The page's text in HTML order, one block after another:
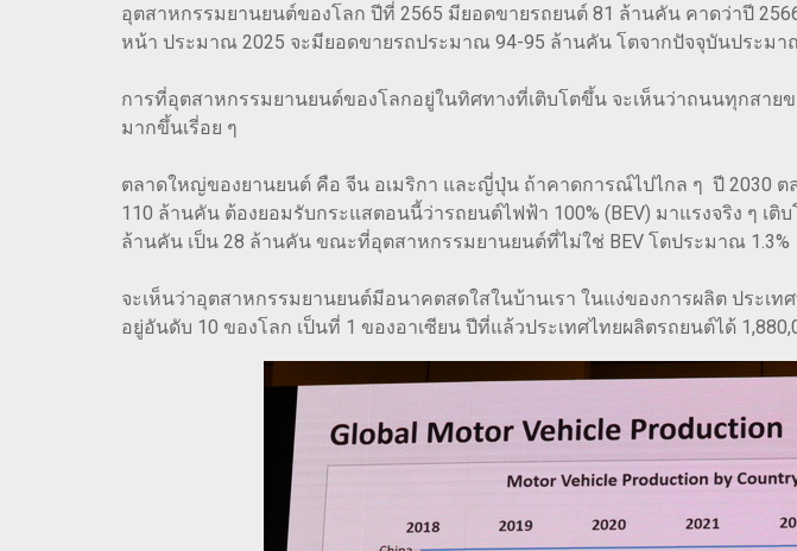
อุตสาหกรรมยานยนต์ของโลก ปีที่ 2565 มียอดขายรถยนต์ 81 ล้านคัน คาดว่าปี
หน้า ประมาณ 2025 จะมียอดขายรถประมาณ 94-95 ล้านคัน โตจากปัจจุบันประมา
การที่อุตสาหกรรมยานยนต์ของโลกอยู่ในทิศทางที่เติบโตขึ้น จะเห็นว่าถนนทุกสา
มากขึ้นเรี่อย ๆ
ตลาดใหญ่ของยานยนต์ คือ จีน อเมริกา และญี่ปุ่น ถ้าคาดการณ์ไปไกล ๆ ปี 2030
110 ล้านคัน ต้องยอมรับกระแสตอนนี้ว่ารถยนต์ไฟฟ้า 100% (BEV) มาแรงจริง ๆ
ล้านคัน เป็น 28 ล้านคัน ขณะที่อุตสาหกรรมยานยนต์ที่ไม่ใช่ BEV โตประมาณ 1.3%
จะเห็นว่าอุตสาหกรรมยานยนต์มีอนาคตสดใสในบ้านเรา ในแง่ของการผลิต ประเ
อยู่อันดับ 10 ของโลก เป็นที่ 1 ของอาเซียน ปีที่แล้วประเทศไทยผลิตรถยนต์ได้